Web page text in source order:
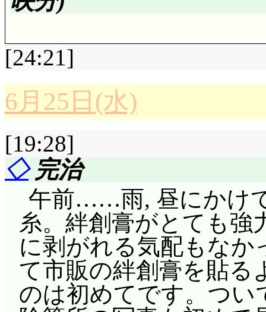
ちゃんはパラシュー
と思うんですが……宇
いか?
結局落ちてしまった
して水素を発生させ,
接電極入れて分解で
ったとして, 花形の煙
う……した。でも次の
も平然と生きてるし
パチンコ方式はワン
第1話で一番最初にや
故郷の星へ……って,
ろな姿勢を取ってく
含む)。花形から電
ちいち返事している
空け方からして, 科学
アイドルのみっくす
りだこ」ということ
形。本当は「引っ張
新たな刺激を求めた
れてしまうのにも爆笑
主導権の取り合いで
JUICE。CDその他か
用されていないなあ
ル, 花形が勝手に書い
評価……☆☆☆☆☆(前回
前回の捕捉。ディー
アナトレー人と外見
てはクラウスもラヴ
ことは, ディーオ達は
とか考えました。
アル発動によるクラ
し, ウルヴァヌスの迎
[24:21]
6月25日(水)
[19:28]
◇完治
午前……雨, 昼にかけ
糸。絆創膏がとても強
に剥がれる気配もな
て市販の絆創膏を貼る
のは初めてです。つい